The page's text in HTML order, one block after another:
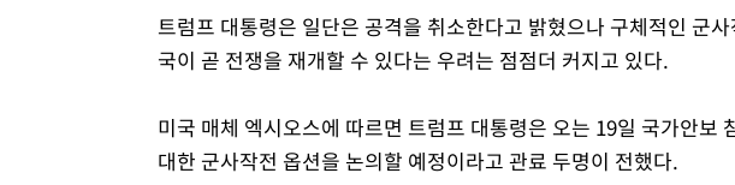
트럼프 대통령은 일단은 공격을 취소한다고 밝혔으나 구체적인 군
국이 곧 전쟁을 재개할 수 있다는 우려는 점점더 커지고 있다.
미국 매체 엑시오스에 따르면 트럼프 대통령은 오는 19일 국가안보
대한 군사작전 옵션을 논의할 예정이라고 관료 두명이 전했다.